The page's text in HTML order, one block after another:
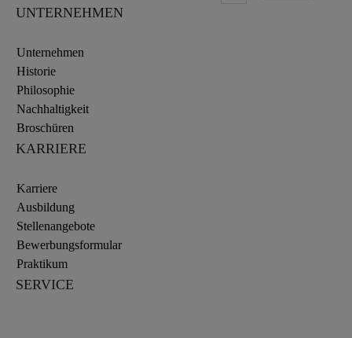
UNTERNEHMEN
Unternehmen
Historie
Philosophie
Nachhaltigkeit
Broschüren
KARRIERE
Karriere
Ausbildung
Stellenangebote
Bewerbungsformular
Praktikum
SERVICE